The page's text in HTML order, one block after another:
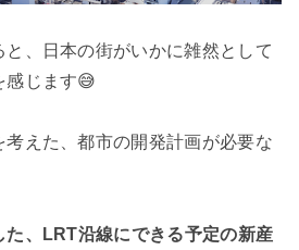
と、日本の街がいかに雑然として
感じます😅
考えた、都市の開発計画が必要な
た、LRT沿線にできる予定の新産